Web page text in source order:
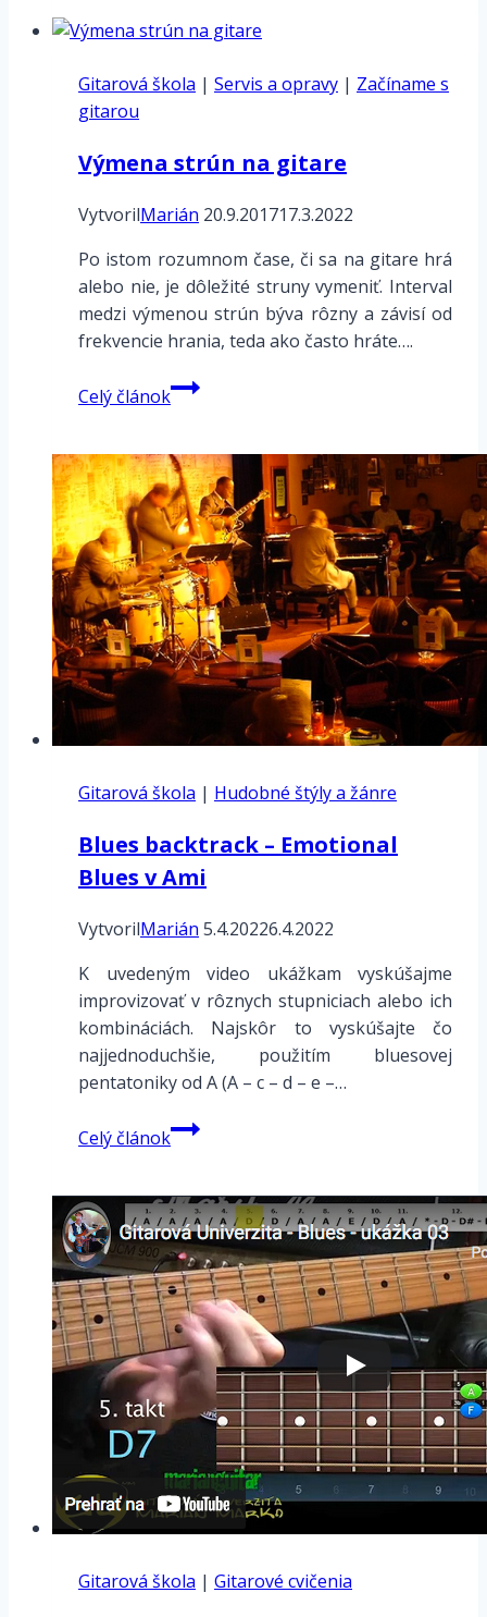
typu
Gitarová škola | Servis a opravy | Začíname s
gitarou
Výmena strún na gitare
VytvorilMarián 20.9.201717.3.2022
Po istom rozumnom čase, či sa na gitare hrá
alebo nie, je dôležité struny vymeniť. Interval
medzi výmenou strún býva rôzny a závisí od
frekvencie hrania, teda ako často hráte….
Celý článokVýmena
strún
gitare
Gitarová škola | Hudobné štýly a žánre
Blues backtrack – Emotional
Blues v Ami
VytvorilMarián 5.4.20226.4.2022
K uvedeným video ukážkam vyskúšajme
improvizovať v rôznych stupniciach alebo ich
kombináciách. Najskôr to vyskúšajte čo
najjednoduchšie, použitím bluesovej
pentatoniky od A (A – c – d – e –…
Celý článokBlues
backtrack
Emotional
Blues
v
Ami
Gitarová škola | Gitarové cvičenia